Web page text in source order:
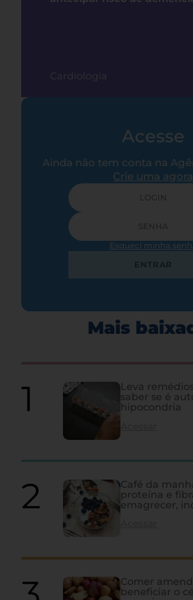
Cardiologia
Acesse
Ainda não tem conta na
Crie uma agora
Esqueci minha
ENTRAR
Mais
Leva
saber se é
hipocondria
Café da
proteína e
emagrecer,
Comer
beneficiar o